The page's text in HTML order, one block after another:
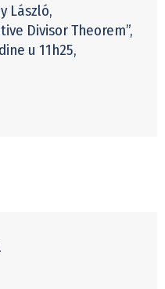
László,
Divisor Theorem”,
u 11h25,